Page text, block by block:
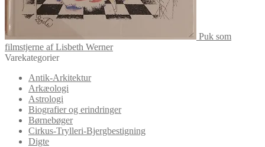
Puk som
filmstjerne af Lisbeth Werner
Varekategorier
Antik-Arkitektur
Arkæologi
Astrologi
Biografier og erindringer
Børnebøger
Cirkus-Trylleri-Bjergbestigning
Digte